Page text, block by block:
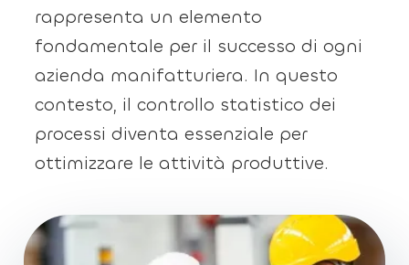
rappresenta un elemento
fondamentale per il successo di ogni
azienda manifatturiera. In questo
contesto, il controllo statistico dei
processi diventa essenziale per
ottimizzare le attività produttive.